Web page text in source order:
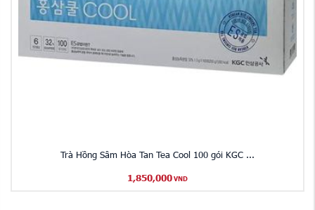
Trà Hồng Sâm Hòa Tan Tea Cool 100 gói KGC ...
1,850,000 VND